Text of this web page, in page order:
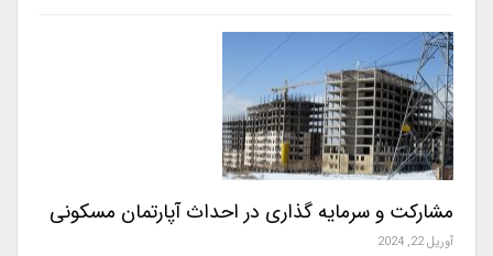
مشارکت و سرمایه گذاری در احداث آپارتمان مسکونی
آوریل 22, 2024